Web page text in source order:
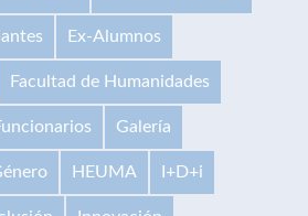
Ex-Alumnos
Facultad de Humanidades
Galería
HEUMA I+D+i